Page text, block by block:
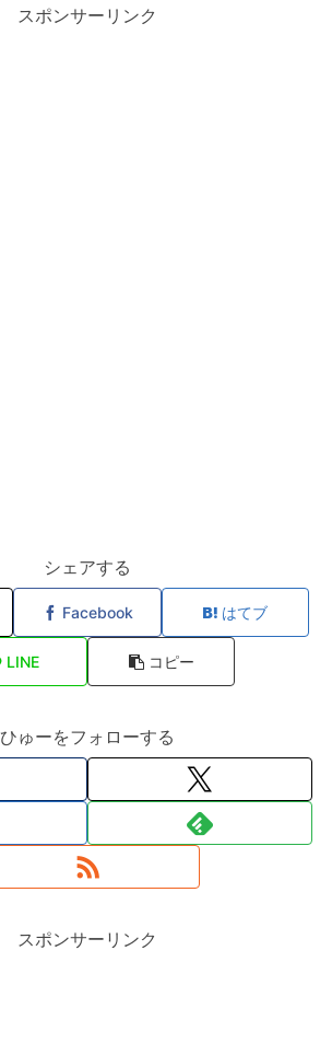
スポンサーリンク
シェアする
Facebook はてブ
LINE コピー
ひゅーをフォローする
スポンサーリンク